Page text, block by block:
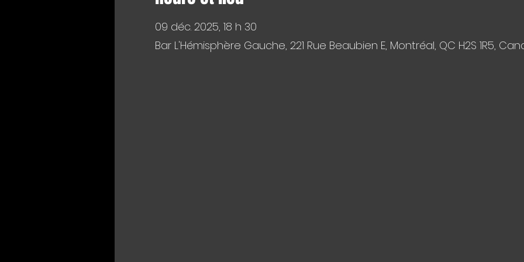
09 déc. 2025, 18 h 30
Bar L'Hémisphère Gauche, 221 Rue Beaubien E, Montréal, QC H2S 1R5,